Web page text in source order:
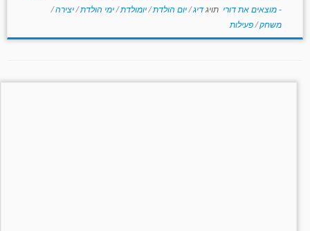
- מוצאים את דורי תויגדיג/יום הולדת/יומולדת/ימי הולדת/יצירה/
משחק/פעילות